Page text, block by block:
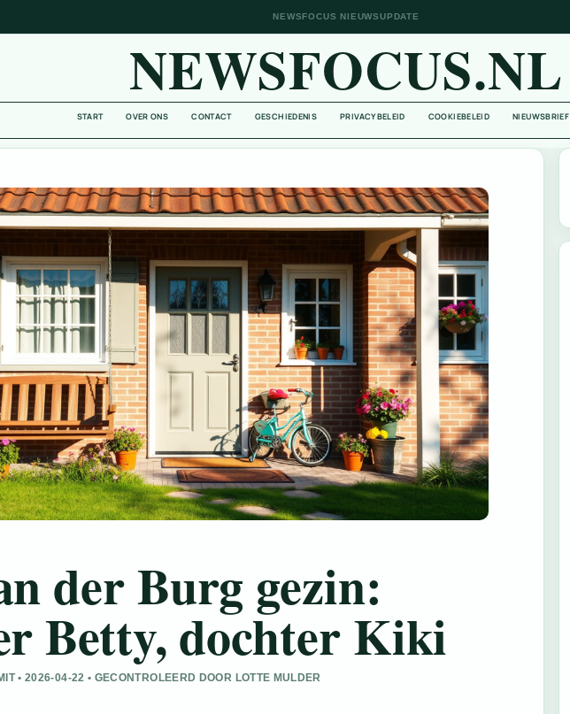
NEWSFOCUS NIEUWSUPDATE
NEWSFOCUS.NL
START OVER ONS CONTACT GESCHIEDENIS PRIVACYBELEID COOKIEBELEID NIEUWSBRIEF
der Burg gezin:
Betty, dochter Kiki
• 2026-04-22 • GECONTROLEERD DOOR LOTTE MULDER